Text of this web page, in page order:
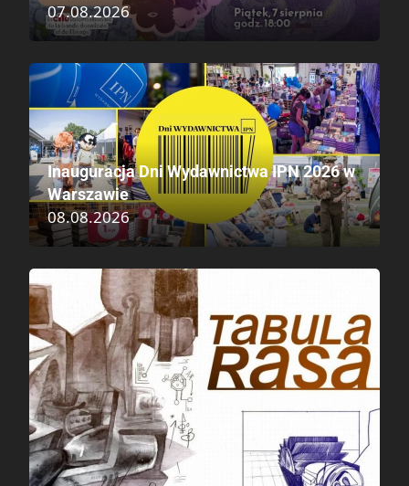
07.08.2026
Inauguracja Dni Wydawnictwa IPN 2026 w
Warszawie
08.08.2026